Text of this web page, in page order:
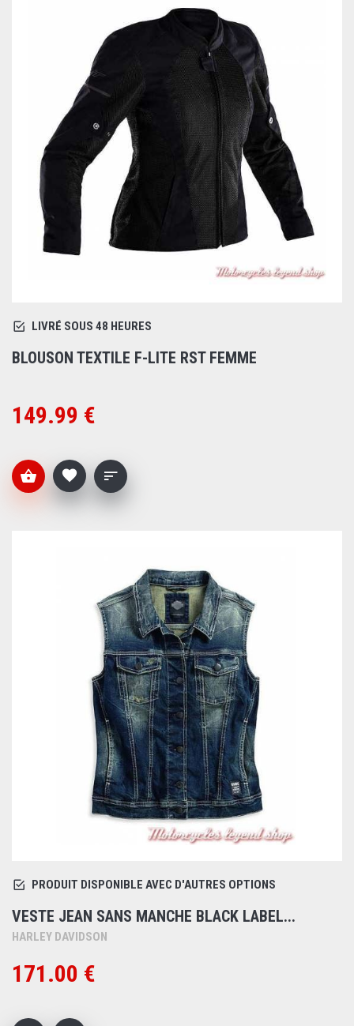
LIVRÉ SOUS 48 HEURES
BLOUSON TEXTILE F-LITE RST FEMME
149.99 €
PRODUIT DISPONIBLE AVEC D'AUTRES OPTIONS
VESTE JEAN SANS MANCHE BLACK LABEL...
HARLEY DAVIDSON
171.00 €